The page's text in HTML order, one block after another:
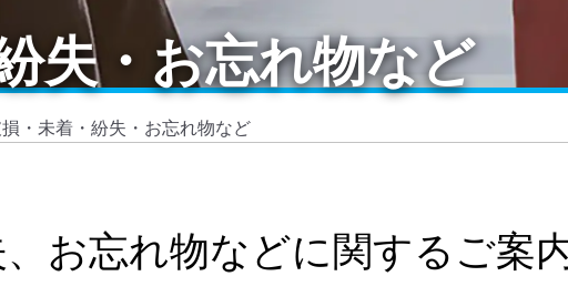
失・お忘れ物など
・未着・紛失・お忘れ物など
お忘れ物などに関するご案